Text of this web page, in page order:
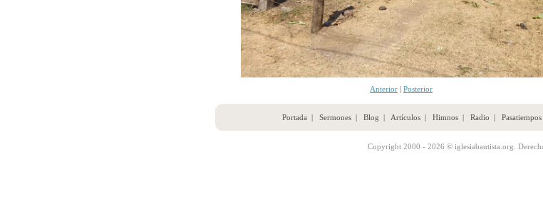
Anterior | Posterior
Portada | Sermones| Blog | Artículos| Himnos| Radio | Pasatiempos
Copyright 2000 - 2026 © iglesiabautista.org.